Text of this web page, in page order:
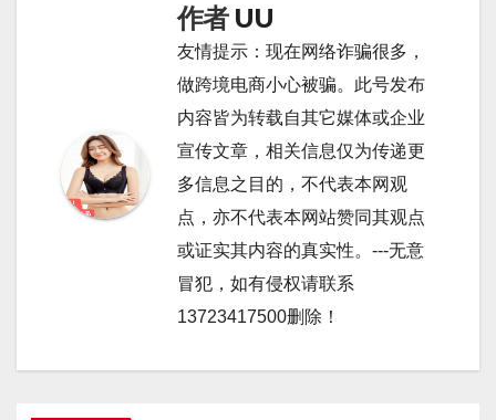
作者 UU
友情提示：现在网络诈骗很多，
做跨境电商小心被骗。此号发布
内容皆为转载自其它媒体或企业
宣传文章，相关信息仅为传递更
多信息之目的，不代表本网观
点，亦不代表本网站赞同其观点
或证实其内容的真实性。---无意
冒犯，如有侵权请联系
13723417500删除！